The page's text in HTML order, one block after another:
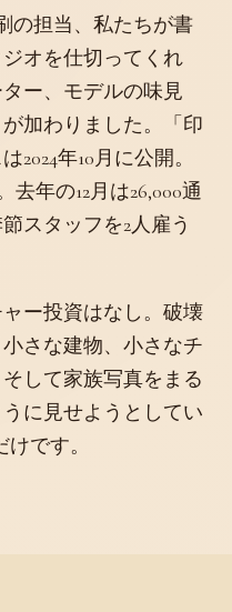
の担当、私たちが書
オを仕切ってくれ
ー、モデルの味見
加わりました。「印
年10月に公開。
去年の12月は26,000通
スタッフを2人雇う
ー投資はなし。破壊
さな建物、小さなチ
して家族写真をまる
に見せようとしてい
です。